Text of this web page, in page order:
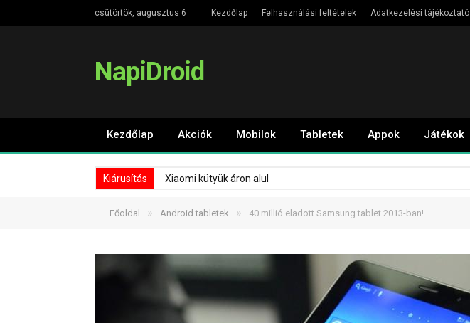
csütörtök, augusztus 6 Kezdőlap Felhasználási feltételek Adatkezelési tájékoztató
NapiDroid
Kezdőlap Akciók Mobilok Tabletek Appok Játékok
Kiárusítás Xiaomi kütyük áron alul
Főoldal » Android tabletek » 40 millió eladott Samsung tablet 2013-ban!